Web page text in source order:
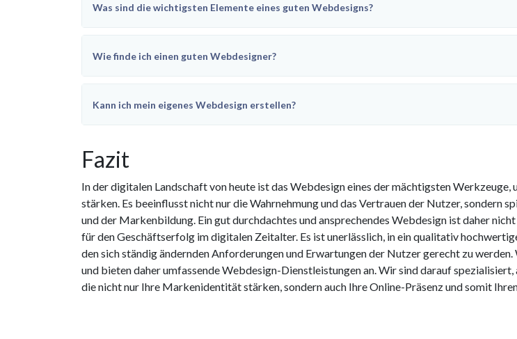
Was sind die wichtigsten Elemente eines guten Webdesigns?
Wie finde ich einen guten Webdesigner?
Kann ich mein eigenes Webdesign erstellen?
Fazit
In der digitalen Landschaft von heute ist das Webdesign eines der mächtigsten
stärken. Es beeinflusst nicht nur die Wahrnehmung und das Vertrauen der Nutzer, sondern
und der Markenbildung. Ein gut durchdachtes und ansprechendes Webdesign ist daher
für den Geschäftserfolg im digitalen Zeitalter. Es ist unerlässlich, in ein qualitativ
den sich ständig ändernden Anforderungen und Erwartungen der Nutzer gerecht zu
und bieten daher umfassende Webdesign-Dienstleistungen an. Wir sind darauf
die nicht nur Ihre Markenidentität stärken, sondern auch Ihre Online-Präsenz und somit